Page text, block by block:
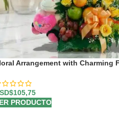
Arrangement with Charming
105,75
PRODUCTO